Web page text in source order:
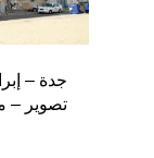
جدة –
تصوير –